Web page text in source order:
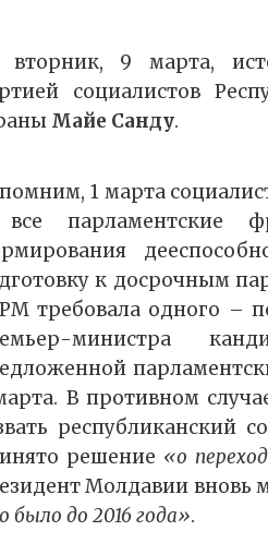
вторник, 9 марта,
социалистов
Майе Санду.
1 марта
парламентские
к досрочным
требовала одного –
министра
В противном
республиканский
решение «о
Молдавии вновь
было до 2016 года».